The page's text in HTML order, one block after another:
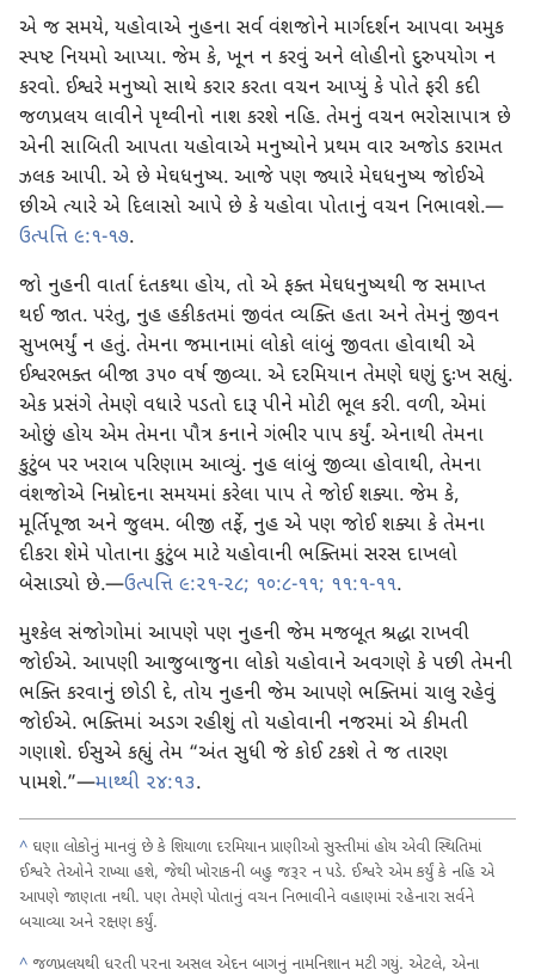
એ જ સમયે, યહોવાએ નુહના સર્વ વંશજોને માર્ગદર્શન આપવા અમુક
સ્પષ્ટ નિયમો આપ્યા. જેમ કે, ખૂન ન કરવું અને લોહીનો દુરુપયોગ ન
કરવો. ઈશ્વરે મનુષ્યો સાથે કરાર કરતા વચન આપ્યું કે પોતે ફરી કદી
જળપ્રલય લાવીને પૃથ્વીનો નાશ કરશે નહિ. તેમનું વચન ભરોસાપાત્ર છે
એની સાબિતી આપતા યહોવાએ મનુષ્યોને પ્રથમ વાર અજોડ કરામત
ઝલક આપી. એ છે મેઘધનુષ્ય. આજે પણ જ્યારે મેઘધનુષ્ય જોઈએ
છીએ ત્યારે એ દિલાસો આપે છે કે યહોવા પોતાનું વચન નિભાવશે.—
ઉત્પત્તિ ૯:૧-૧૭.
જો નુહની વાર્તા દંતકથા હોય, તો એ ફક્ત મેઘધનુષ્યથી જ સમાપ્ત
થઈ જાત. પરંતુ, નુહ હકીકતમાં જીવંત વ્યક્તિ હતા અને તેમનું જીવન
સુખભર્યું ન હતું. તેમના જમાનામાં લોકો લાંબું જીવતા હોવાથી એ
ઈશ્વરભક્ત બીજા ૩૫૦ વર્ષ જીવ્યા. એ દરમિયાન તેમણે ઘણું દુઃખ સહ્યું.
એક પ્રસંગે તેમણે વધારે પડતો દારૂ પીને મોટી ભૂલ કરી. વળી, એમાં
ઓછું હોય એમ તેમના પૌત્ર કનાને ગંભીર પાપ કર્યું. એનાથી તેમના
કુટુંબ પર ખરાબ પરિણામ આવ્યું. નુહ લાંબું જીવ્યા હોવાથી, તેમના
વંશજોએ નિમ્રોદના સમયમાં કરેલા પાપ તે જોઈ શક્યા. જેમ કે,
મૂર્તિપૂજા અને જુલમ. બીજી તર્ફે, નુહ એ પણ જોઈ શક્યા કે તેમના
દીકરા શેમે પોતાના કુટુંબ માટે યહોવાની ભક્તિમાં સરસ દાખલો
બેસાડ્યો છે.—ઉત્પત્તિ ૯:૨૧-૨૮; ૧૦:૮-૧૧; ૧૧:૧-૧૧.
મુશ્કેલ સંજોગોમાં આપણે પણ નુહની જેમ મજબૂત શ્રદ્ધા રાખવી
જોઈએ. આપણી આજુબાજુના લોકો યહોવાને અવગણે કે પછી તેમની
ભક્તિ કરવાનું છોડી દે, તોય નુહની જેમ આપણે ભક્તિમાં ચાલુ રહેવું
જોઈએ. ભક્તિમાં અડગ રહીશું તો યહોવાની નજરમાં એ કીમતી
ગણાશે. ઈસુએ કહ્યું તેમ “અંત સુધી જે કોઈ ટકશે તે જ તારણ
પામશે.”—માથ્થી ૨૪:૧૩.
^ ઘણા લોકોનું માનવું છે કે શિયાળા દરમિયાન પ્રાણીઓ સુસ્તીમાં હોય એવી સ્થિતિમાં
ઈશ્વરે તેઓને રાખ્યા હશે, જેથી ખોરાકની બહુ જરૂર ન પડે. ઈશ્વરે એમ કર્યું કે નહિ એ
આપણે જાણતા નથી. પણ તેમણે પોતાનું વચન નિભાવીને વહાણમાં રહેનારા સર્વને
બચાવ્યા અને રક્ષણ કર્યું.
^ જળપ્રલયથી ધરતી પરના અસલ એદન બાગનું નામનિશાન મટી ગયું. એટલે, એના